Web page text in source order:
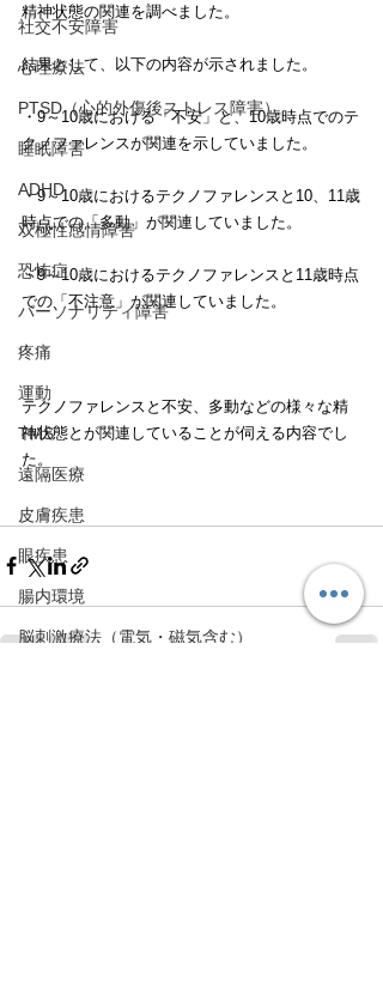
社交不安障害
心理療法
PTSD（心的外傷後ストレス障害）
睡眠障害
ADHD
双極性感情障害
恐怖症
パーソナリティ障害
疼痛
運動
TMS
遠隔医療
皮膚疾患
眼疾患
腸内環境
脳刺激療法（電気・磁気含む）
精神状態の関連を調べました。
結果として、以下の内容が示されました。
・9～10歳における「不安」と、10歳時点でのテ
クノファレンスが関連を示していました。
・9～10歳におけるテクノファレンスと10、11歳
時点での「多動」が関連していました。
・9～10歳におけるテクノファレンスと11歳時点
での「不注意」が関連していました。
テクノファレンスと不安、多動などの様々な精
神状態とが関連していることが伺える内容でし
た。